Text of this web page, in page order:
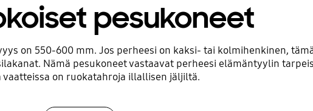
pesukoneet
on 550-600 mm. Jos perheesi on kaksi- tai kolmihenkinen,
Nämä pesukoneet vastaavat perheesi elämäntyylin
vaatteissa on ruokatahroja illallisen jäljiltä.